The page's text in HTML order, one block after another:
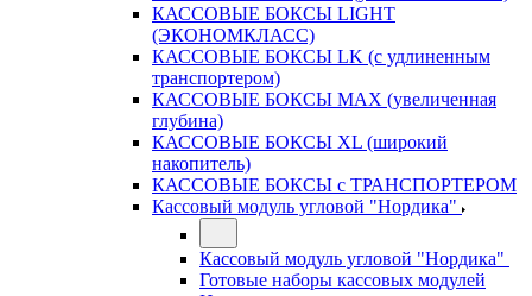
КАССОВЫЕ БОКСЫ LIGHT
(ЭКОНОМКЛАСС)
КАССОВЫЕ БОКСЫ LK (с удлиненным
транспортером)
КАССОВЫЕ БОКСЫ MAX (увеличенная
глубина)
КАССОВЫЕ БОКСЫ XL (широкий
накопитель)
КАССОВЫЕ БОКСЫ с ТРАНСПОРТЕРОМ
Кассовый модуль угловой "Нордика"
Кассовый модуль угловой "Нордика"
Готовые наборы кассовых модулей